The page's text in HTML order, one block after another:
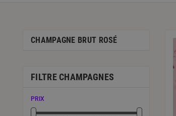
CHAMPAGNE BRUT ROSÉ
FILTRE CHAMPAGNES
PRIX